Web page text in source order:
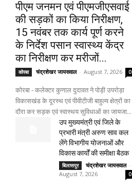
पीएम जनमन एवं पीएमजीएसवाई
की सड़कों का किया निरीक्षण,
15 नवंबर तक कार्य पूर्ण करने
के निर्देश पसान स्वास्थ्य केंद्र
का निरीक्षण कर मरीजों...
कोरबा चंद्रशेखर जायसवाल - August 7, 2026 0
कोरबा - कलेक्टर कुणाल दुदावत ने पोड़ी उपरोड़ा
विकासखंड के दूरस्थ एवं पीवीटीजी बाहुल्य क्षेत्रों का
दौरा कर सड़क एवं स्वास्थय सुविधाओं का जायजा...
उप मुख्यमंत्री एवं जिले के
प्रभारी मंत्री अरुण साव कल
लेंगे विभागीय योजनाओं और
विकास कार्यों की समीक्षा बैठक
बिलासपुर चंद्रशेखर जायसवाल -
August 7, 2026
0